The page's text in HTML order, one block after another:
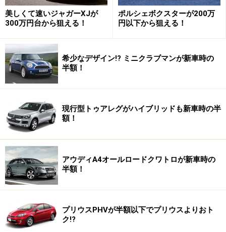
しかし原稿執筆時点で見てみると、最安値は160.0万円
（2005年式／10.2万km／修復歴なし）と、200万円を切
修復歴なし＆走行距離5万km以下を見ても最安値は225
万円。2005年式／4.3万kmのベースグレードです。新車
時価格は572万円ですから、十分新車の半額以下から狙
えます。
ちなみにマツダ・ロードスターも魅力的なオープンスポ
ーツカーですが、新車の最廉価グレードは約250万円。
250万円出せば旧型（987型）ボクスターが狙えるように
なっているとなると、悩む方もいるかもしれません。
私なら、まずはボクスターの中古車で楽しんだ後（おそ
らく改良を重ねて今後熟成が進むであろう）新車のロー
美しくて速いジャガーXJが
300万円台から狙える！
ポルシェボクスターが200万
円以下から狙える！
希少なデザイン!? ミニクラブマンが新車時の
半額！
現行型トゥアレグがハイブリッドも新車時の半
額！
アウディA4オールロードクワトロが新車時の
半額！
プリウスPHVが半額以下でプリウスよりおト
ク!?